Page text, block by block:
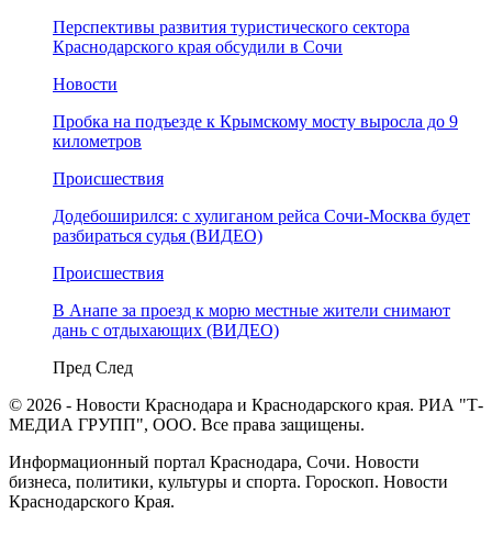
Перспективы развития туристического сектора
Краснодарского края обсудили в Сочи
Новости
Пробка на подъезде к Крымскому мосту выросла до 9
километров
Происшествия
Додебоширился: с хулиганом рейса Сочи-Москва будет
разбираться судья (ВИДЕО)
Происшествия
В Анапе за проезд к морю местные жители снимают
дань с отдыхающих (ВИДЕО)
Пред След
© 2026 - Новости Краснодара и Краснодарского края. РИА "Т-
МЕДИА ГРУПП", ООО. Все права защищены.
Информационный портал Краснодара, Сочи. Новости
бизнеса, политики, культуры и спорта. Гороскоп. Новости
Краснодарского Края.